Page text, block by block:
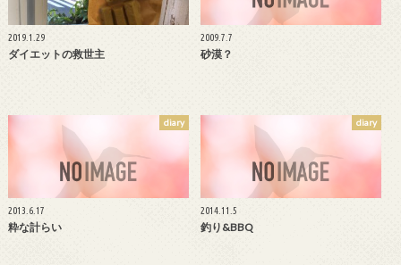
2019.1.29
ダイエットの救世主
2009.7.7
砂漠？
diary
2013.6.17
粋な計らい
diary
2014.11.5
釣り&BBQ